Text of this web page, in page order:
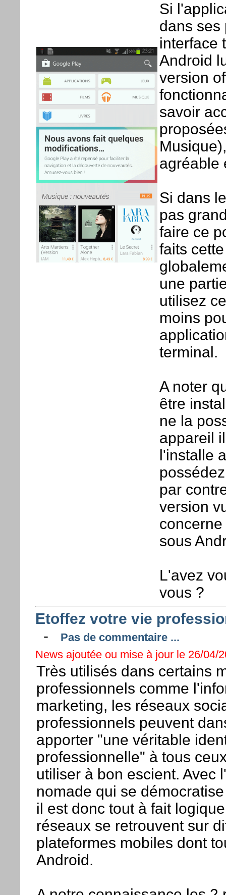
Si
dans ses
interface
Android
version
savoir
agréable
Si dans
pas
faire ce
faits
une
utilisez
moins
terminal.
A noter
être
ne la
appareil
l'installe
par
version
sous
L'avez
vous ?
Etoffez votre vie
-
Pas de commentaire ...
News ajoutée ou mise à jour le 26/04/
Très utilisés dans certains
professionnels comme
marketing, les réseaux
professionnels peuvent
apporter "une véritable
professionnelle" à tous
utiliser à bon escient. Avec
nomade qui se
il est donc tout à fait
réseaux se retrouvent sur
plateformes mobiles dont
Android.